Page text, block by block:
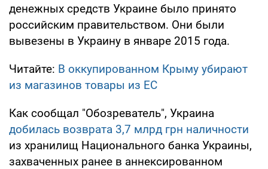
денежных средств Украине было принято
российским правительством. Они были
вывезены в Украину в январе 2015 года.
Читайте: В оккупированном Крыму убирают
из магазинов товары из ЕС
Как сообщал "Обозреватель", Украина
добилась возврата 3,7 млрд грн наличности
из хранилищ Национального банка Украины,
захваченных ранее в аннексированном